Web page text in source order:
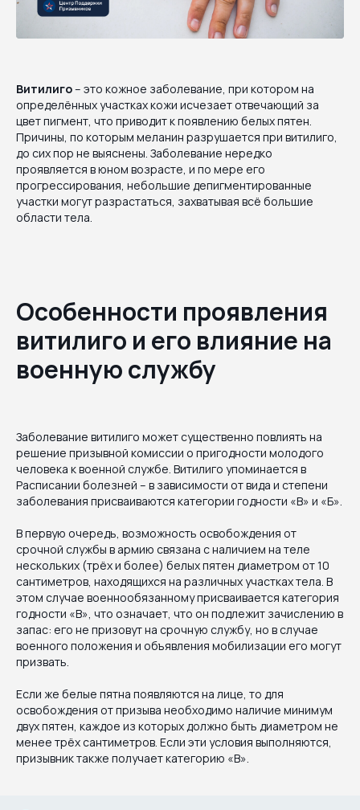
Витилиго– это кожное заболевание, при котором на
определённых участках кожи исчезает отвечающий за
цвет пигмент, что приводит к появлению белых пятен.
Причины, по которым меланин разрушается при витилиго,
до сих пор не выяснены. Заболевание нередко
проявляется в юном возрасте, и по мере его
прогрессирования, небольшие депигментированные
участки могут разрастаться, захватывая всё большие
области тела.
Особенности проявления
витилиго и его влияние на
военную службу
Заболевание витилиго может существенно повлиять на
решение призывной комиссии о пригодности молодого
человека к военной службе. Витилиго упоминается в
Расписании болезней – в зависимости от вида и степени
заболевания присваиваются категории годности «В» и «Б».
В первую очередь, возможность освобождения от
срочной службы в армию связана с наличием на теле
нескольких (трёх и более) белых пятен диаметром от 10
сантиметров, находящихся на различных участках тела. В
этом случае военнообязанному присваивается категория
годности «В», что означает, что он подлежит зачислению в
запас: его не призовут на срочную службу, но в случае
военного положения и объявления мобилизации его могут
призвать.
Если же белые пятна появляются на лице, то для
освобождения от призыва необходимо наличие минимум
двух пятен, каждое из которых должно быть диаметром не
менее трёх сантиметров. Если эти условия выполняются,
призывник также получает категорию «В».